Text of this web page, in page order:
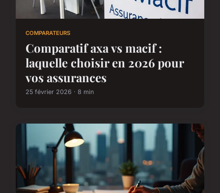
COMPARATEURS
Comparatif axa vs macif :
laquelle choisir en 2026 pour
vos assurances
25 février 2026 · 8 min